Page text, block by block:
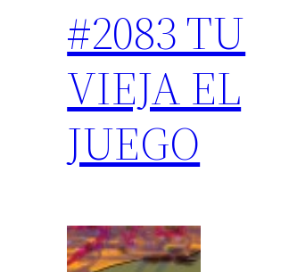
#2083 TU
VIEJA EL
JUEGO